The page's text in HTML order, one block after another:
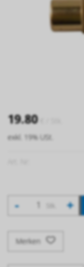
19.80
exkl. 19% USt.
- +
Merken